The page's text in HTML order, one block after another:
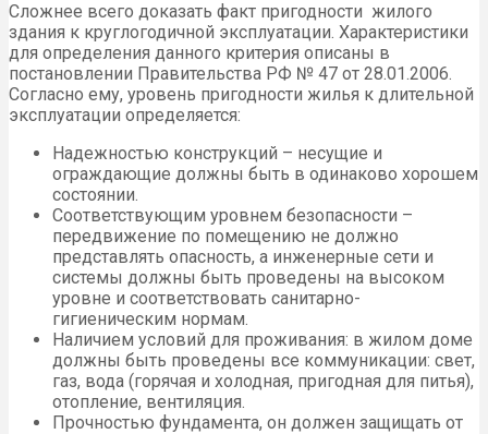
Сложнее всего доказать факт пригодности жилого
здания к круглогодичной эксплуатации. Характеристики
для определения данного критерия описаны в
постановлении Правительства РФ № 47 от 28.01.2006.
Согласно ему, уровень пригодности жилья к длительной
эксплуатации определяется:
Надежностью конструкций – несущие и
ограждающие должны быть в одинаково хорошем
состоянии.
Соответствующим уровнем безопасности –
передвижение по помещению не должно
представлять опасность, а инженерные сети и
системы должны быть проведены на высоком
уровне и соответствовать санитарно-
гигиеническим нормам.
Наличием условий для проживания: в жилом доме
должны быть проведены все коммуникации: свет,
газ, вода (горячая и холодная, пригодная для питья),
отопление, вентиляция.
Прочностью фундамента, он должен защищать от